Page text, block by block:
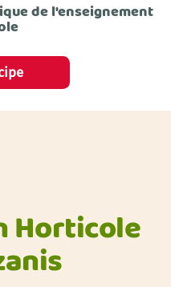
de l'enseignement
Horticole